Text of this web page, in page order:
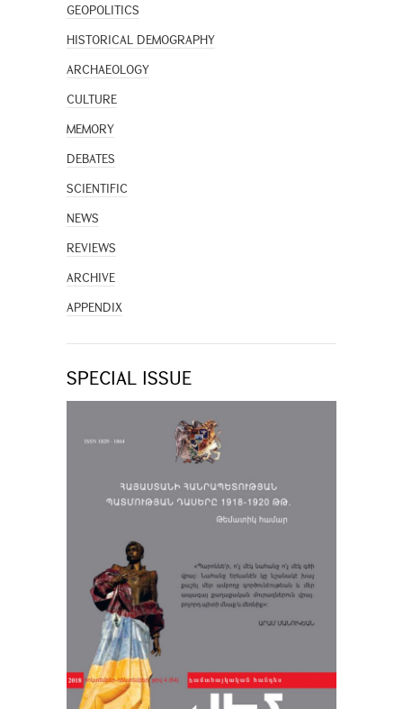
GEOPOLITICS
HISTORICAL DEMOGRAPHY
ARCHAEOLOGY
CULTURE
MEMORY
DEBATES
SCIENTIFIC
NEWS
REVIEWS
ARCHIVE
APPENDIX
SPECIAL ISSUE